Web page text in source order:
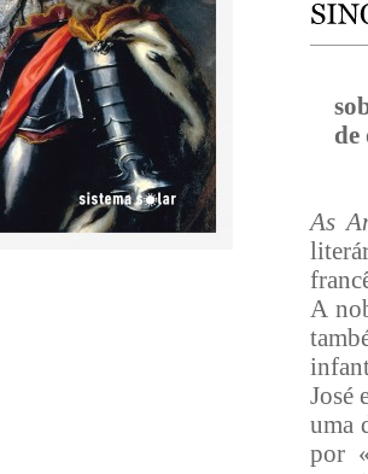
de
As
A
José
uma
por